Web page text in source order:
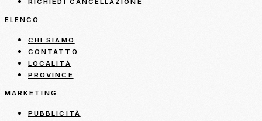
RICHIEDI CANCELLAZIONE
ELENCO
CHI SIAMO
CONTATTO
LOCALITÀ
PROVINCE
MARKETING
PUBBLICITÀ